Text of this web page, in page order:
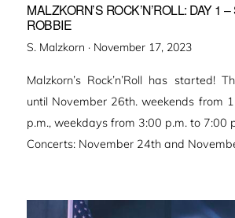
MALZKORN’S ROCK’N’ROLL: DAY 1
ROBBIE
S. Malzkorn · Veröffentlicht
November 17, 2023
Malzkorn’s Rock’n’Roll has started!
until November 26th. weekends from
p.m., weekdays from 3:00 p.m. to 7:00
Concerts: November 24th and